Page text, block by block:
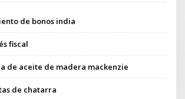
de bonos india
fiscal
de aceite de madera mackenzie
de chatarra